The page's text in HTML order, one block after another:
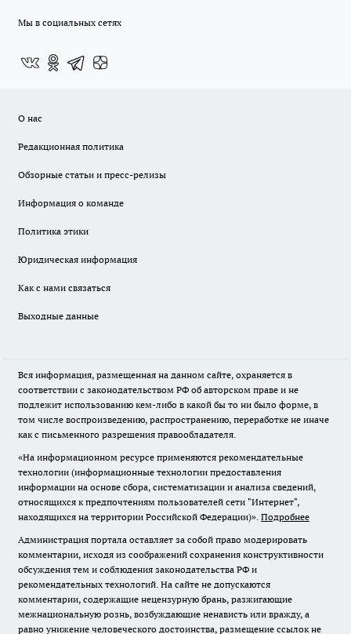
Мы в социальных сетях
О нас
Редакционная политика
Обзорные статьи и пресс-релизы
Информация о команде
Политика этики
Юридическая информация
Как с нами связаться
Выходные данные
Вся информация, размещенная на данном сайте, охраняется в
соответствии с законодательством РФ об авторском праве и не
подлежит использованию кем-либо в какой бы то ни было форме, в
том числе воспроизведению, распространению, переработке не иначе
как с письменного разрешения правообладателя.
«На информационном ресурсе применяются рекомендательные
технологии (информационные технологии предоставления
информации на основе сбора, систематизации и анализа сведений,
относящихся к предпочтениям пользователей сети "Интернет",
находящихся на территории Российской Федерации)». Подробнее
Администрация портала оставляет за собой право модерировать
комментарии, исходя из соображений сохранения конструктивности
обсуждения тем и соблюдения законодательства РФ и
рекомендательных технологий. На сайте не допускаются
комментарии, содержащие нецензурную брань, разжигающие
межнациональную рознь, возбуждающие ненависть или вражду, а
равно унижение человеческого достоинства, размещение ссылок не